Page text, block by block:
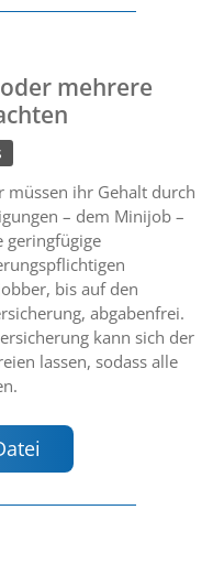
mehrere
müssen ihr Gehalt durch
– dem Minijob –
geringfügige
bis auf den
abgabenfrei.
kann sich der
lassen, sodass alle